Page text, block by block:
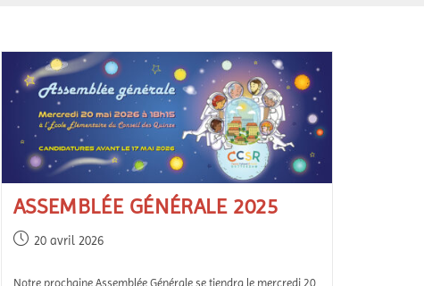
ASSEMBLÉE GÉNÉRALE 2025
20 avril 2026
Notre prochaine Assemblée Générale se tiendra le mercredi 20